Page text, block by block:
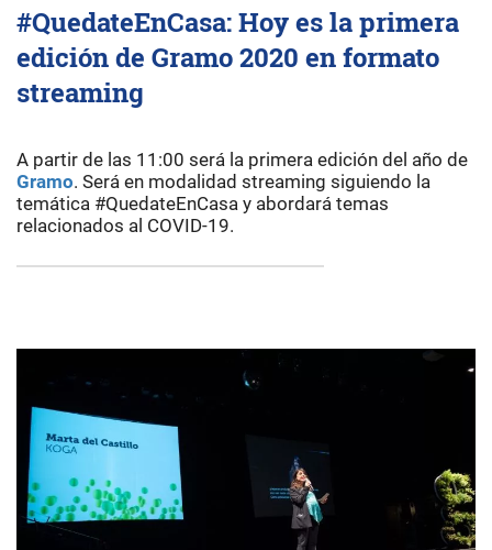
#QuedateEnCasa: Hoy es la primera
edición de Gramo 2020 en formato
streaming
A partir de las 11:00 será la primera edición del año de
Gramo. Será en modalidad streaming siguiendo la
temática #QuedateEnCasa y abordará temas
relacionados al COVID-19.